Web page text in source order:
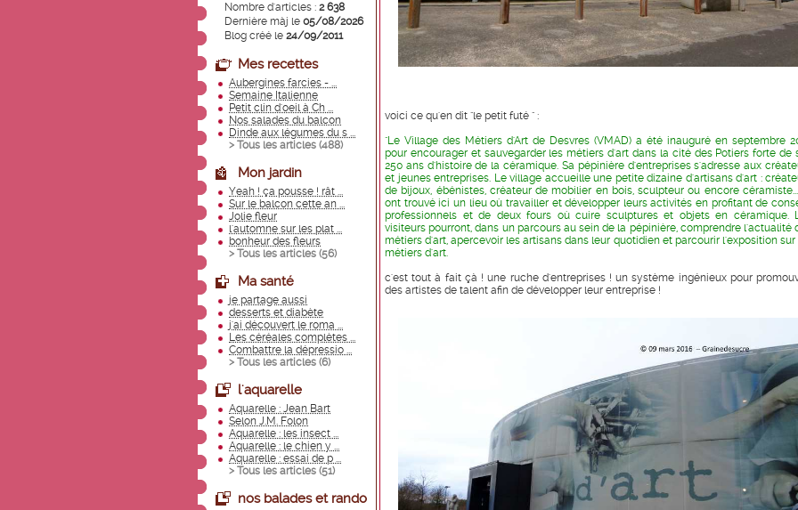
Nombre d'articles : 2 638
Dernière màj le 05/08/2026
Blog créé le 24/09/2011
Mes recettes
Aubergines farcies - ...
Semaine Italienne
Petit clin d'oeil à Ch ...
Nos salades du balcon
Dinde aux légumes du s ...
> Tous les articles (488)
Mon jardin
Yeah ! ça pousse ! rât ...
Sur le balcon cette an ...
Jolie fleur
l'automne sur les plat ...
bonheur des fleurs
> Tous les articles (56)
Ma santé
je partage aussi
desserts et diabète
j'ai découvert le roma ...
Les céréales complètes ...
Combattre la dépressio ...
> Tous les articles (6)
l'aquarelle
Aquarelle : Jean Bart
Selon J.M. Folon
Aquarelle : les insect ...
Aquarelle : le chien y ...
Aquarelle : essai de p ...
> Tous les articles (51)
nos balades et rando
voici ce qu'en dit "le petit futé " :
"Le Village des Métiers d'Art de Desvres (VMAD) a été inauguré en septembre
pour encourager et sauvegarder les métiers d'art dans la cité des Potiers forte de
250 ans d'histoire de la céramique. Sa pépinière d'entreprises s'adresse aux
et jeunes entreprises. Le village accueille une petite dizaine d'artisans d'art :
de bijoux, ébénistes, créateur de mobilier en bois, sculpteur ou encore
ont trouvé ici un lieu où travailler et développer leurs activités en profitant de
professionnels et de deux fours où cuire sculptures et objets en céramique.
visiteurs pourront, dans un parcours au sein de la pépinière, comprendre l'actualité
métiers d'art, apercevoir les artisans dans leur quotidien et parcourir l'exposition sur
métiers d'art.
c'est tout à fait çà ! une ruche d'entreprises ! un système ingénieux pour
des artistes de talent afin de développer leur entreprise !